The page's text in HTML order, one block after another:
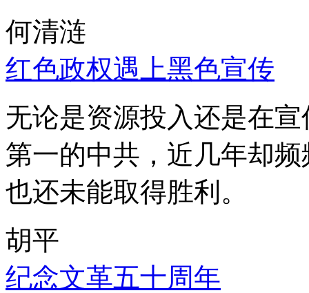
何清涟
红色政权遇上黑色宣传
无论是资源投入还是在
第一的中共，近几年却
也还未能取得胜利。
胡平
纪念文革五十周年